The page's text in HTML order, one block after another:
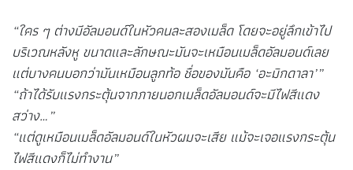
“ใคร ๆ ต่างมีอัลมอนด์ในหัวคนละสองเมล็ด โดยจะอยู่ลึกเข้าไป
บริเวณหลังหู ขนาดและลักษณะมันจะเหมือนเมล็ดอัลมอนด์เลย
แต่บางคนบอกว่ามันเหมือนลูกท้อ ชื่อของมันคือ ‘อะมิกดาลา’”
“ถ้าได้รับแรงกระตุ้นจากภายนอกเมล็ดอัลมอนด์จะมีไฟสีแดง
สว่าง…”
“แต่ดูเหมือนเมล็ดอัลมอนด์ในหัวผมจะเสีย แม้จะเจอแรงกระตุ้น
ไฟสีแดงก็ไม่ทำงาน”